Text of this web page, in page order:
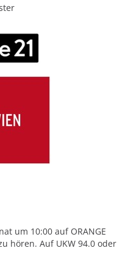
um 10:00 auf ORANGE
hören. Auf UKW 94.0 oder